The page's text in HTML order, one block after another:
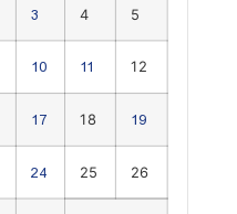
3 4 5
10 11 12
17 18 19
24 25 26